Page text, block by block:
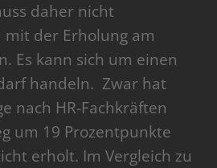
daher nicht
der Erholung am
Es kann sich um einen
handeln. Zwar hat
nach HR-Fachkräften
um 19 Prozentpunkte
erholt. Im Vergleich zu